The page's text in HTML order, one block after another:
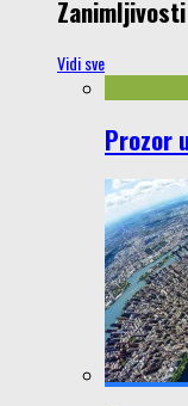
Zanimljivosti
Vidi sve
Prozor